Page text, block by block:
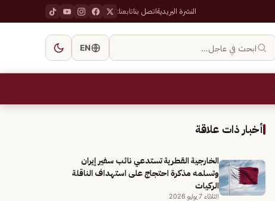
النشرة البريديةاتصل بناتابعنا:
ابحث في عاجل… EN
أخبار ذات علاقة
الخارجية القطرية تستدعي نائب سفير إيران
وتسلمه مذكرة احتجاج على استهداف الناقلة
الركيات
الثلاثاء 7 يوليو 2026